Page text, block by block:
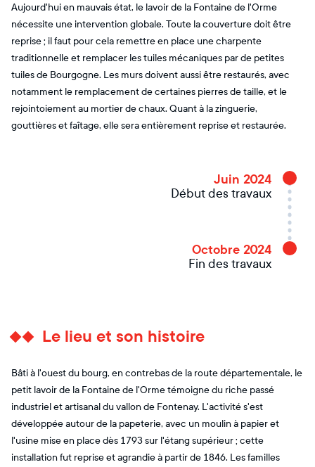
Aujourd'hui en mauvais état, le lavoir de la Fontaine de l'Orme
nécessite une intervention globale. Toute la couverture doit être
reprise ; il faut pour cela remettre en place une charpente
traditionnelle et remplacer les tuiles mécaniques par de petites
tuiles de Bourgogne. Les murs doivent aussi être restaurés, avec
notamment le remplacement de certaines pierres de taille, et le
rejointoiement au mortier de chaux. Quant à la zinguerie,
gouttières et faîtage, elle sera entièrement reprise et restaurée.
Juin 2024
Début des travaux
Octobre 2024
Fin des travaux
Le lieu et son histoire
Bâti à l'ouest du bourg, en contrebas de la route départementale, le
petit lavoir de la Fontaine de l'Orme témoigne du riche passé
industriel et artisanal du vallon de Fontenay. L'activité s'est
développée autour de la papeterie, avec un moulin à papier et
l'usine mise en place dès 1793 sur l'étang supérieur ; cette
installation fut reprise et agrandie à partir de 1846. Les familles